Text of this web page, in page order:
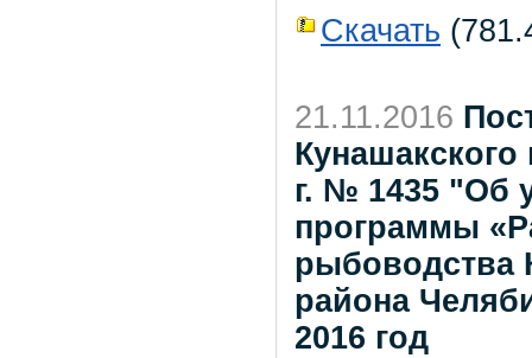
Скачать
21.11.2016
Кунашакского
г. № 1435 "Об
программы
рыбоводства
района
2016 год